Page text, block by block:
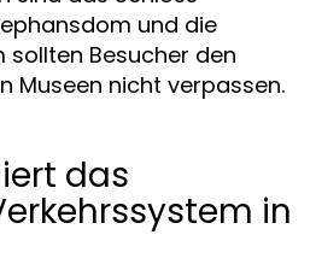
und die
sollten Besucher den
Museen nicht verpassen.
das
in